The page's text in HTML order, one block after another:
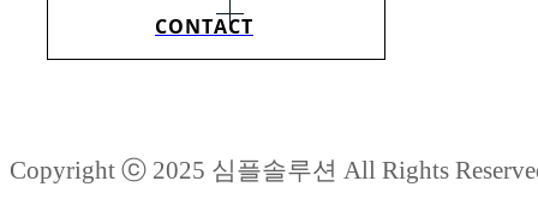
CONTACT
Copyright ⓒ 2025 심플솔루션 All Rights